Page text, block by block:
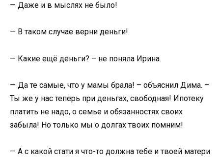
— Даже и в мыслях не было!
— В таком случае верни деньги!
— Какие ещё деньги? – не поняла Ирина.
— Да те самые, что у мамы брала! – объяснил Дима. –
Ты же у нас теперь при деньгах, свободная! Ипотеку
платить не надо, о семье и обязанностях своих
забыла! Но только мы о долгах твоих помним!
— А с какой стати я что-то должна тебе и твоей матери